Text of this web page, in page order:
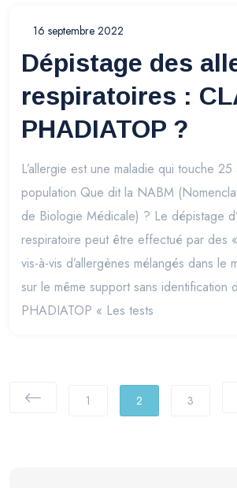
16 septembre 2022
Dépistage des
respiratoires :
PHADIATOP ?
L’allergie est une maladie qui touche
population Que dit la NABM
de Biologie Médicale) ? Le dépistage
respiratoire peut être effectué par des
vis-à-vis d’allergènes mélangés dans le
sur le même support sans identification
PHADIATOP « Les tests
1 2 3